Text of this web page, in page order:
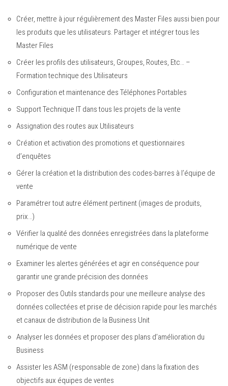
Créer, mettre à jour régulièrement des Master Files aussi bien pour
les produits que les utilisateurs. Partager et intégrer tous les
Master Files
Créer les profils des utilisateurs, Groupes, Routes, Etc… –
Formation technique des Utilisateurs
Configuration et maintenance des Téléphones Portables
Support Technique IT dans tous les projets de la vente
Assignation des routes aux Utilisateurs
Création et activation des promotions et questionnaires
d’enquêtes
Gérer la création et la distribution des codes-barres à l’équipe de
vente
Paramétrer tout autre élément pertinent (images de produits,
prix…)
Vérifier la qualité des données enregistrées dans la plateforme
numérique de vente
Examiner les alertes générées et agir en conséquence pour
garantir une grande précision des données
Proposer des Outils standards pour une meilleure analyse des
données collectées et prise de décision rapide pour les marchés
et canaux de distribution de la Business Unit
Analyser les données et proposer des plans d’amélioration du
Business
Assister les ASM (responsable de zone) dans la fixation des
objectifs aux équipes de ventes